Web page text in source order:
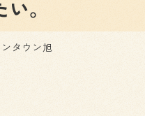
。
タウン旭